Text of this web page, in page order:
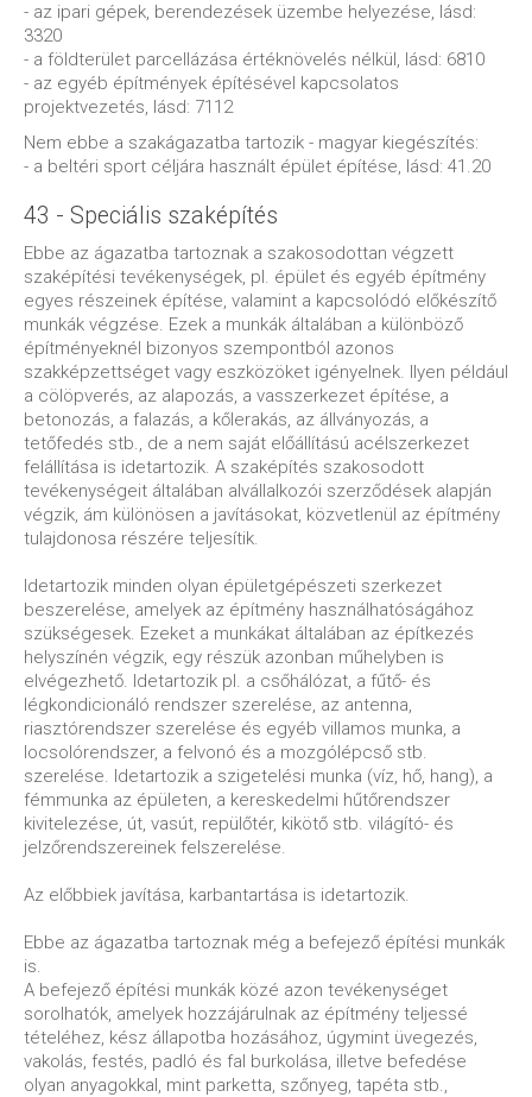
- az ipari gépek, berendezések üzembe helyezése, lásd:
3320
- a földterület parcellázása értéknövelés nélkül, lásd: 6810
- az egyéb építmények építésével kapcsolatos
projektvezetés, lásd: 7112
Nem ebbe a szakágazatba tartozik - magyar kiegészítés:
- a beltéri sport céljára használt épület építése, lásd: 41.20
43 - Speciális szaképítés
Ebbe az ágazatba tartoznak a szakosodottan végzett
szaképítési tevékenységek, pl. épület és egyéb építmény
egyes részeinek építése, valamint a kapcsolódó előkészítő
munkák végzése. Ezek a munkák általában a különböző
építményeknél bizonyos szempontból azonos
szakképzettséget vagy eszközöket igényelnek. Ilyen például
a cölöpverés, az alapozás, a vasszerkezet építése, a
betonozás, a falazás, a kőlerakás, az állványozás, a
tetőfedés stb., de a nem saját előállítású acélszerkezet
felállítása is idetartozik. A szaképítés szakosodott
tevékenységeit általában alvállalkozói szerződések alapján
végzik, ám különösen a javításokat, közvetlenül az építmény
tulajdonosa részére teljesítik.
Idetartozik minden olyan épületgépészeti szerkezet
beszerelése, amelyek az építmény használhatóságához
szükségesek. Ezeket a munkákat általában az építkezés
helyszínén végzik, egy részük azonban műhelyben is
elvégezhető. Idetartozik pl. a csőhálózat, a fűtő- és
légkondicionáló rendszer szerelése, az antenna,
riasztórendszer szerelése és egyéb villamos munka, a
locsolórendszer, a felvonó és a mozgólépcső stb.
szerelése. Idetartozik a szigetelési munka (víz, hő, hang), a
fémmunka az épületen, a kereskedelmi hűtőrendszer
kivitelezése, út, vasút, repülőtér, kikötő stb. világító- és
jelzőrendszereinek felszerelése.
Az előbbiek javítása, karbantartása is idetartozik.
Ebbe az ágazatba tartoznak még a befejező építési munkák
is.
A befejező építési munkák közé azon tevékenységet
sorolhatók, amelyek hozzájárulnak az építmény teljessé
tételéhez, kész állapotba hozásához, úgymint üvegezés,
vakolás, festés, padló és fal burkolása, illetve befedése
olyan anyagokkal, mint parketta, szőnyeg, tapéta stb.,